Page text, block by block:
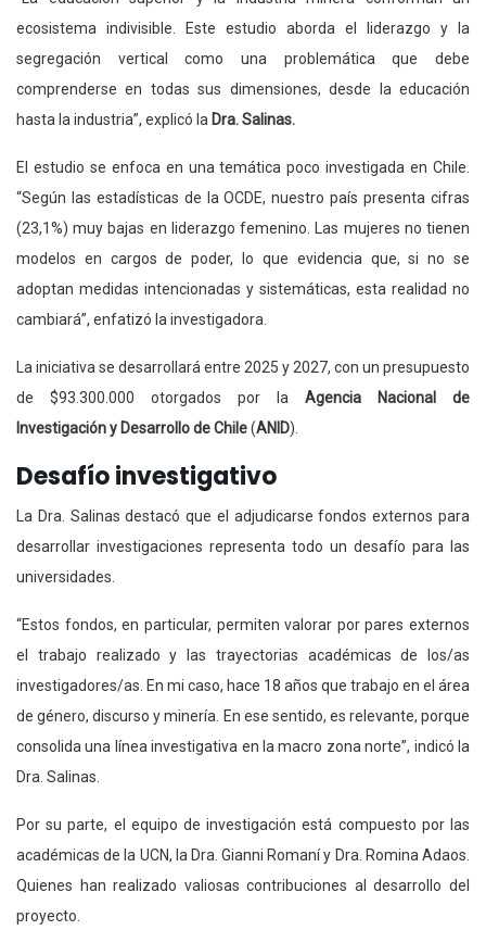
ecosistema indivisible. Este estudio aborda el liderazgo y la
segregación vertical como una problemática que debe
comprenderse en todas sus dimensiones, desde la educación
hasta la industria”, explicó la Dra. Salinas.
El estudio se enfoca en una temática poco investigada en Chile.
“Según las estadísticas de la OCDE, nuestro país presenta cifras
(23,1%) muy bajas en liderazgo femenino. Las mujeres no tienen
modelos en cargos de poder, lo que evidencia que, si no se
adoptan medidas intencionadas y sistemáticas, esta realidad no
cambiará”, enfatizó la investigadora.
La iniciativa se desarrollará entre 2025 y 2027, con un presupuesto
de $93.300.000 otorgados por la Agencia Nacional de
Investigación y Desarrollo de Chile(ANID).
Desafío investigativo
La Dra. Salinas destacó que el adjudicarse fondos externos para
desarrollar investigaciones representa todo un desafío para las
universidades.
“Estos fondos, en particular, permiten valorar por pares externos
el trabajo realizado y las trayectorias académicas de los/as
investigadores/as. En mi caso, hace 18 años que trabajo en el área
de género, discurso y minería. En ese sentido, es relevante, porque
consolida una línea investigativa en la macro zona norte”, indicó la
Dra. Salinas.
Por su parte, el equipo de investigación está compuesto por las
académicas de la UCN, la Dra. Gianni Romaní y Dra. Romina Adaos.
Quienes han realizado valiosas contribuciones al desarrollo del
proyecto.